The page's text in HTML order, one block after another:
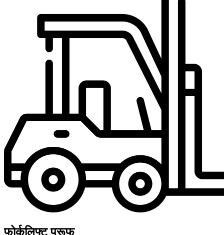
फोर्कलिफ्ट प्रूफ